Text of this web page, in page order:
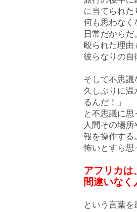
に当てられた
何も思わなく
日常だからだ
殴られた理
彼らなりの自
そして不思議
久しぶりに
るんだ！」
と不思議に
人間その場
報を操作する
怖いとすら思
アフリカは
間違いな
という言葉